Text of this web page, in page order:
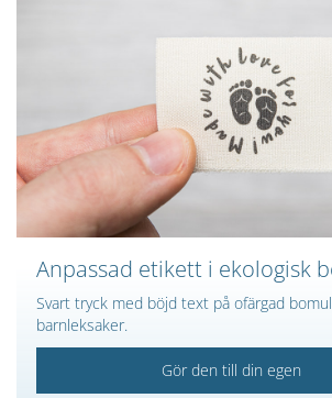
Anpassad etikett i ekologisk
Svart tryck med böjd text på ofärgad
barnleksaker.
Gör den till din egen